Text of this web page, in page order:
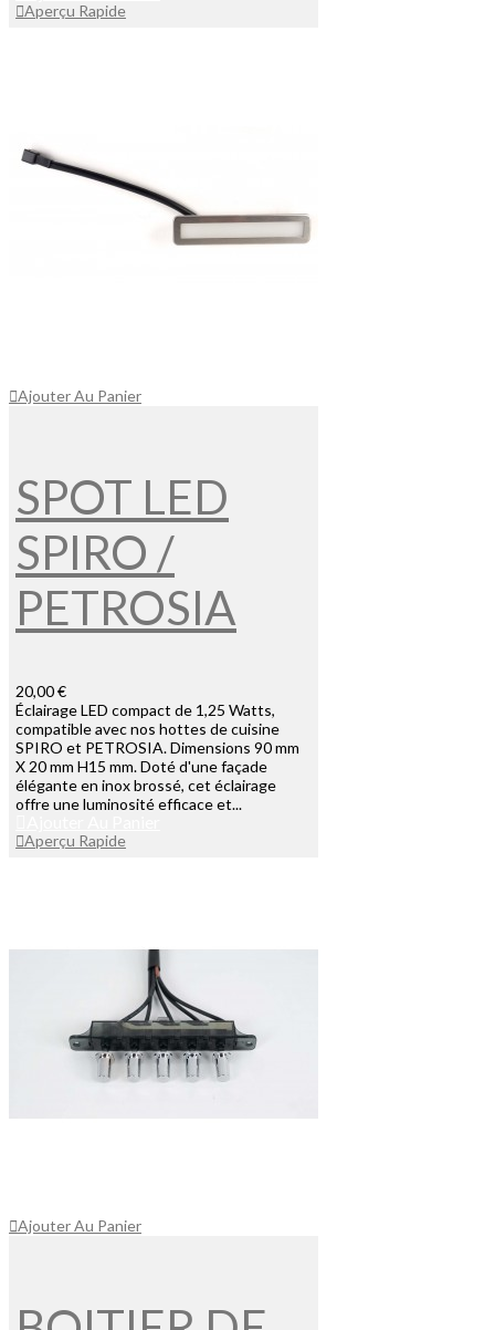
Aperçu Rapide
Ajouter Au Panier
SPOT LED
SPIRO /
PETROSIA
20,00 €
Éclairage LED compact de 1,25 Watts,
compatible avec nos hottes de cuisine
SPIRO et PETROSIA. Dimensions 90 mm
X 20 mm H15 mm. Doté d'une façade
élégante en inox brossé, cet éclairage
offre une luminosité efficace et...
Aperçu Rapide
Ajouter Au Panier